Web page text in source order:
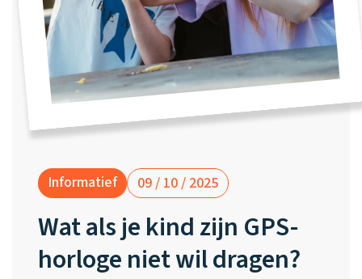
Ontdek alle
horloges
Stichting
Jarige Job
Informatief 09 / 10 / 2025
Wat als je kind zijn GPS-
horloge niet wil dragen?